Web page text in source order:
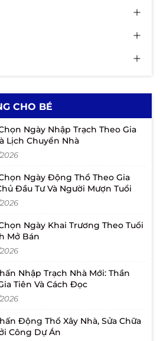
CHO BÉ
Ngày Nhập Trạch Theo Gia
Lịch Chuyển Nhà
Ngày Động Thổ Theo Gia
Đầu Tư Và Người Mượn Tuổi
Ngày Khai Trương Theo Tuổi
Mở Bán
Nhập Trạch Nhà Mới: Thần
Tiên Và Cách Đọc
Động Thổ Xây Nhà, Sửa Chữa
Công Dự Án